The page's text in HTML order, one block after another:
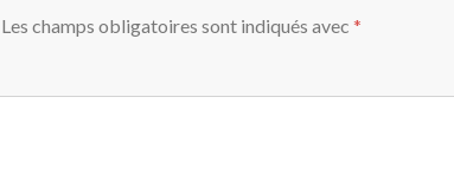
Les champs obligatoires sont indiqués avec *